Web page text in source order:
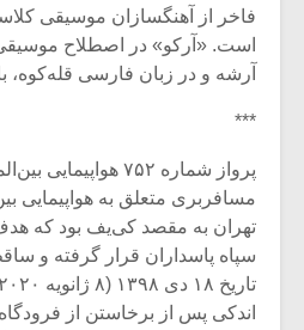
فاخر از آهنگسازان موسیقی
است. «آرکو» در اصطلاح
آرشه و در زبان فارسی
***
پرواز شماره ۷۵۲
مسافربری متعلق به هواپیمایی
تهران به مقصد کی‌یف بود که
سپاه پاسداران قرار گرفته و
اندکی پس از برخاستن از
اگر نمی توانی
مشهورترین باشی،
بدنام ترین باش